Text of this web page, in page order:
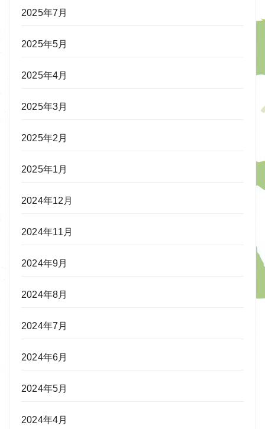
2025年7月
2025年5月
2025年4月
2025年3月
2025年2月
2025年1月
2024年12月
2024年11月
2024年9月
2024年8月
2024年7月
2024年6月
2024年5月
2024年4月